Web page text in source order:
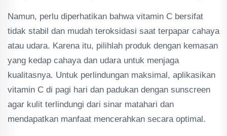
Namun, perlu diperhatikan bahwa vitamin C bersifat
tidak stabil dan mudah teroksidasi saat terpapar cahaya
atau udara. Karena itu, pilihlah produk dengan kemasan
yang kedap cahaya dan udara untuk menjaga
kualitasnya. Untuk perlindungan maksimal, aplikasikan
vitamin C di pagi hari dan padukan dengan sunscreen
agar kulit terlindungi dari sinar matahari dan
mendapatkan manfaat mencerahkan secara optimal.